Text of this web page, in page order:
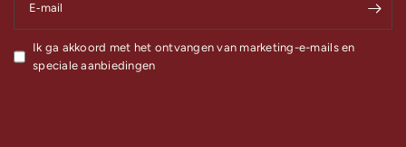
E‑mail
Ik ga akkoord met het ontvangen van marketing-e-mails en
speciale aanbiedingen